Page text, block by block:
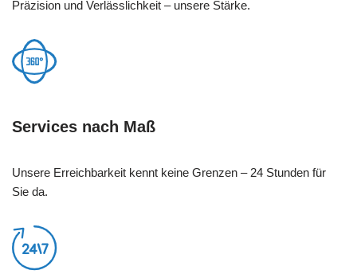
Präzision und Verlässlichkeit – unsere Stärke.
Services nach Maß
Unsere Erreichbarkeit kennt keine Grenzen – 24 Stunden für
Sie da.